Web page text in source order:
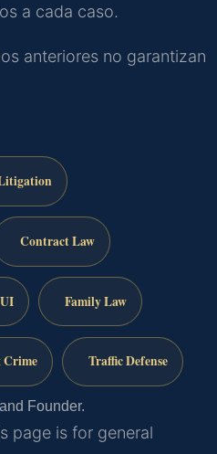
a cada caso.
anteriores no garantizan
Contract Law
Family Law
Crime Traffic Defense
Founder.
page is for general